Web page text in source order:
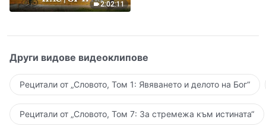
2:02:11
Други видове видеоклипове
Рецитали от „Словото, Том 1: Явяването и делото на Бог“
Рецитали от „Словото, Том 7: За стремежа към истината“